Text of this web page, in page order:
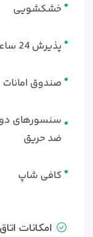
خشکشویی
پذیرش 24 ساعته
صندوق امانات
سنسورهای
ضد حریق
کافی شاپ
امکانات اتاق